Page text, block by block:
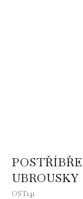
UBROUSKY
OST141